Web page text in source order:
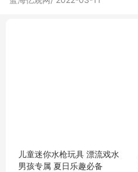
儿童迷你水枪玩具 漂流戏水
男孩专属 夏日乐趣必备